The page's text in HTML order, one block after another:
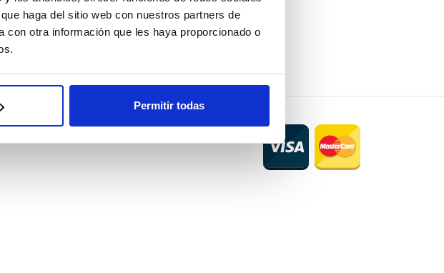
haga del sitio web con nuestros partners de
otra información que les haya proporcionado o
Permitir todas